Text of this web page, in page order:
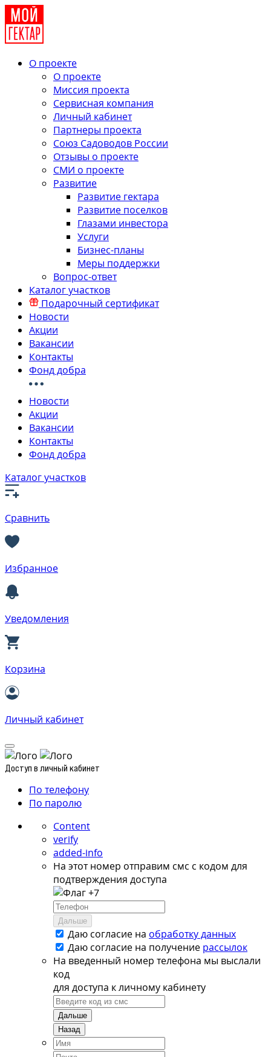
О проекте
О проекте
Миссия проекта
Сервисная компания
Личный кабинет
Партнеры проекта
Союз Садоводов России
Отзывы о проекте
СМИ о проекте
Развитие
Развитие гектара
Развитие поселков
Глазами инвестора
Услуги
Бизнес-планы
Меры поддержки
Вопрос-ответ
Каталог участков
Подарочный сертификат
Новости
Акции
Вакансии
Контакты
Фонд добра
Новости
Акции
Вакансии
Контакты
Фонд добра
Каталог участков
Сравнить
Избранное
Уведомления
Корзина
Личный кабинет
Доступ в личный кабинет
По телефону
По паролю
Content
verify
added-info
На этот номер отправим смс с кодом для
подтверждения доступа
+7
Дальше
Даю согласие на обработку данных
Даю согласие на получение рассылок
На введенный номер телефона мы выслали
код
для доступа к личному кабинету
Дальше
Назад